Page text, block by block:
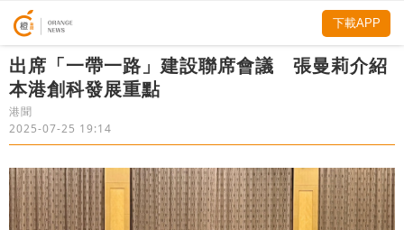
出席「一帶一路」建設聯席會議 張曼莉介紹
本港創科發展重點
港聞
2025-07-25 19:14
下載APP